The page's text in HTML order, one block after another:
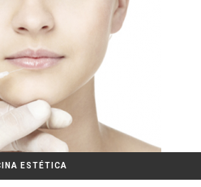
ESTÉTICA